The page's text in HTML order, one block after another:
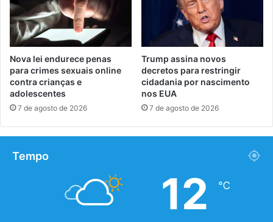
Nova lei endurece penas
para crimes sexuais online
contra crianças e
adolescentes
7 de agosto de 2026
Trump assina novos
decretos para restringir
cidadania por nascimento
nos EUA
7 de agosto de 2026
Tempo
12 ℃